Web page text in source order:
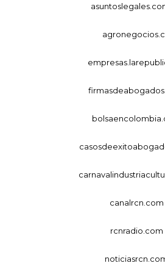
canalrcn.com
rcnradio.com